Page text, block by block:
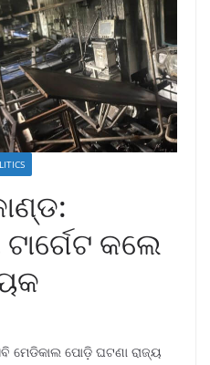
କଲେ
ମେଡିକାଲ ପୋଡ଼ି ଘଟଣା ରାଜ୍ୟ